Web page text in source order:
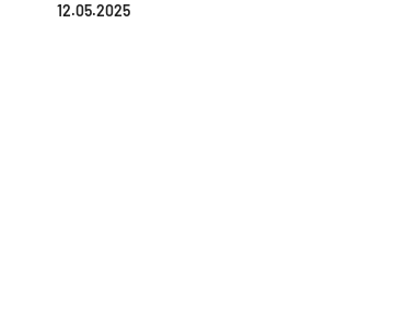
12.05.2025